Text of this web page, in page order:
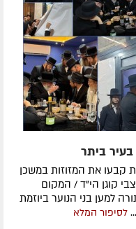
ביתר
קבעו את המזוזות במשכן
קוגן הי"ד / המקום
למען בני הנוער ביוזמת
לסיפור המלא